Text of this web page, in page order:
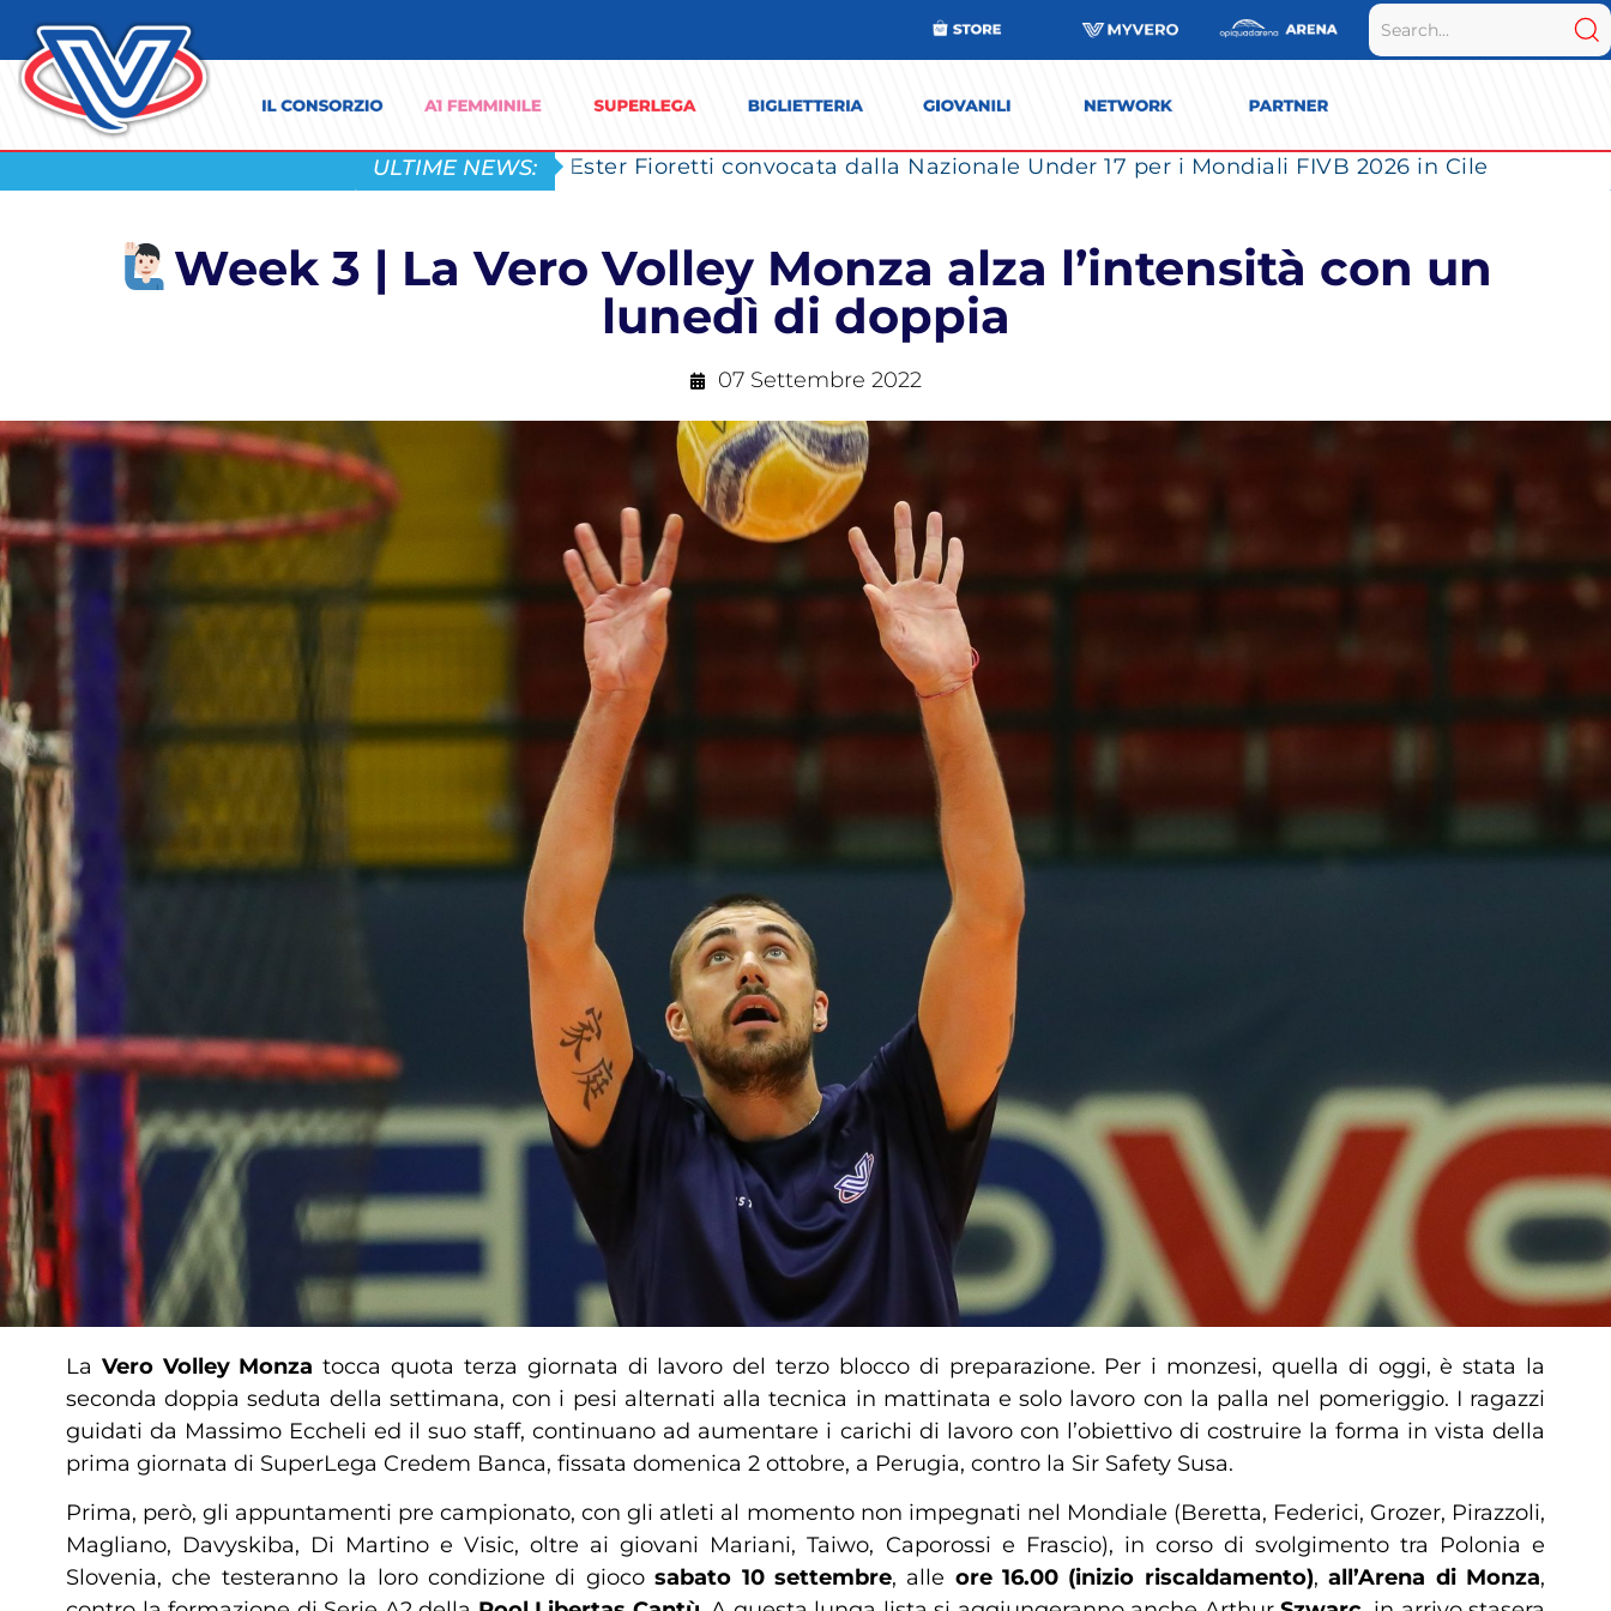
ULTIME NEWS: Ester Fioretti convocata dalla Nazionale Under 17 per i Mondiali FIVB 2026 in Cile
Week 3 | La Vero Volley Monza alza l’intensità con un
lunedì di doppia
07 Settembre 2022
La Vero Volley Monza tocca quota terza giornata di lavoro del terzo blocco di preparazione. Per i monzesi, quella di oggi, è stata la
seconda doppia seduta della settimana, con i pesi alternati alla tecnica in mattinata e solo lavoro con la palla nel pomeriggio. I ragazzi
guidati da Massimo Eccheli ed il suo staff, continuano ad aumentare i carichi di lavoro con l’obiettivo di costruire la forma in vista della
prima giornata di SuperLega Credem Banca, fissata domenica 2 ottobre, a Perugia, contro la Sir Safety Susa.
Prima, però, gli appuntamenti pre campionato, con gli atleti al momento non impegnati nel Mondiale (Beretta, Federici, Grozer, Pirazzoli,
Magliano, Davyskiba, Di Martino e Visic, oltre ai giovani Mariani, Taiwo, Caporossi e Frascio), in corso di svolgimento tra Polonia e
Slovenia, che testeranno la loro condizione di giocosabato 10 settembre, alle ore 16.00 (inizio riscaldamento),all’Arena di Monza,